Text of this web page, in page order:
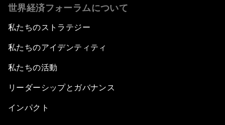
世界経済フォーラムについて
私たちのストラテジー
私たちのアイデンティティ
私たちの活動
リーダーシップとガバナンス
インパクト